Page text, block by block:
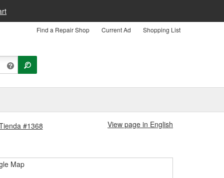
Find a Repair Shop Current Ad Shopping List
#1368
View page in English